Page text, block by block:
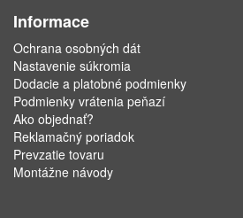
Informace
Ochrana osobných dát
Nastavenie súkromia
Dodacie a platobné podmienky
Podmienky vrátenia peňazí
Ako objednať?
Reklamačný poriadok
Prevzatie tovaru
Montážne návody